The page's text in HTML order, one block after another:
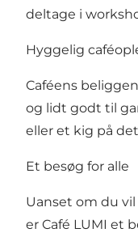
deltage i
Hyggelig
Caféens
og lidt godt til
eller et kig på
Et besøg for alle
Uanset om du
er Café LUMI et